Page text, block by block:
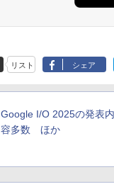
リスト シェア
Google I/O 2025の発表内
容多数 ほか